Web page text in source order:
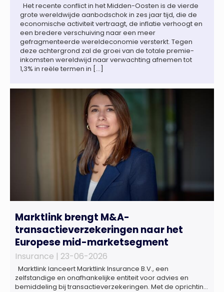
Het recente conflict in het Midden-Oosten is de vierde
grote wereldwijde aanbodschok in zes jaar tijd, die de
economische activiteit vertraagt, de inflatie verhoogt en
een bredere verschuiving naar een meer
gefragmenteerde wereldeconomie versterkt. Tegen
deze achtergrond zal de groei van de totale premie-
inkomsten wereldwijd naar verwachting afnemen tot
1,3% in reële termen in […]
Marktlink brengt M&A-
transactieverzekeringen naar het
Europese mid-marketsegment
Insurance | 23-06-2026
Marktlink lanceert Marktlink Insurance B.V., een
zelfstandige en onafhankelijke entiteit voor advies en
bemiddeling bij transactieverzekeringen. Met de oprichting